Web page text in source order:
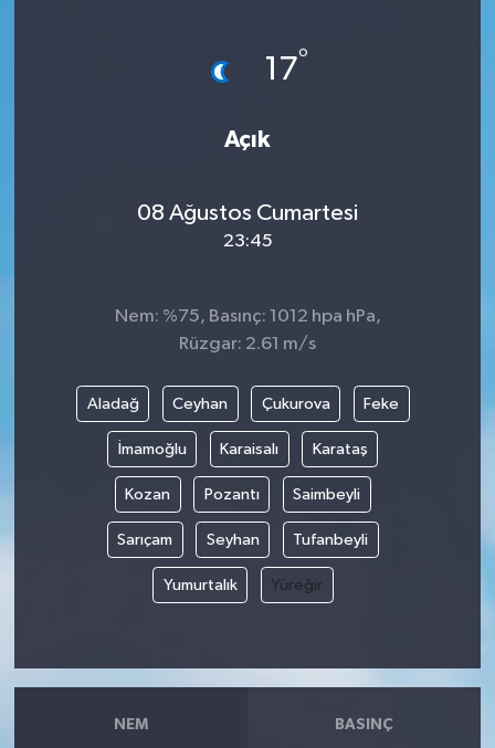
17°
Açık
08 Ağustos Cumartesi
23:45
Nem: %75, Basınç: 1012 hpa hPa,
Rüzgar: 2.61 m/s
Aladağ Ceyhan Çukurova Feke
İmamoğlu Karaisalı Karataş
Kozan Pozantı Saimbeyli
Sarıçam Seyhan Tufanbeyli
Yumurtalık Yüreğir
NEM BASINÇ